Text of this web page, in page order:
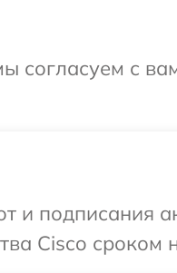
согласуем с
и подписания
Cisco сроком